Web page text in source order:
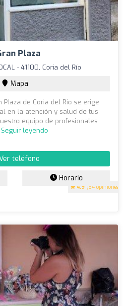
Plaza
4.9 (64 opiniones)
- 41100, Coria del Río
Mapa
Plaza de Coria del Río se erige
en la atención y salud de tus
equipo de profesionales
Seguir leyendo
teléfono
Horario